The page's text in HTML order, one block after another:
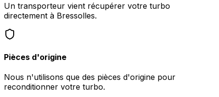
Un transporteur vient récupérer votre turbo
directement à Bressolles.
Pièces d'origine
Nous n'utilisons que des pièces d'origine pour
reconditionner votre turbo.